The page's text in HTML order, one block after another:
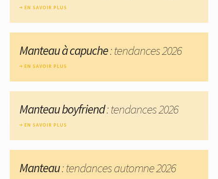
EN SAVOIR PLUS
Manteau à capuche: tendances 2026
EN SAVOIR PLUS
Manteau boyfriend: tendances 2026
EN SAVOIR PLUS
Manteau: tendances automne 2026